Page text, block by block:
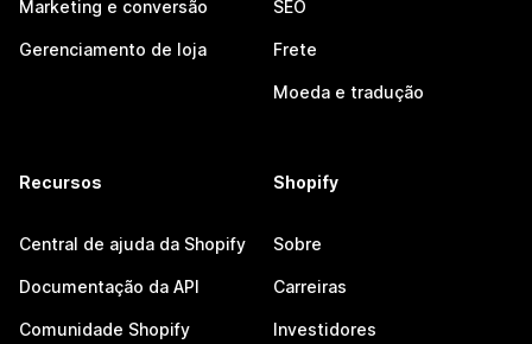
Marketing e conversão
Gerenciamento de loja
SEO
Frete
Moeda e tradução
Recursos
Central de ajuda da Shopify
Documentação da API
Comunidade Shopify
Shopify
Sobre
Carreiras
Investidores